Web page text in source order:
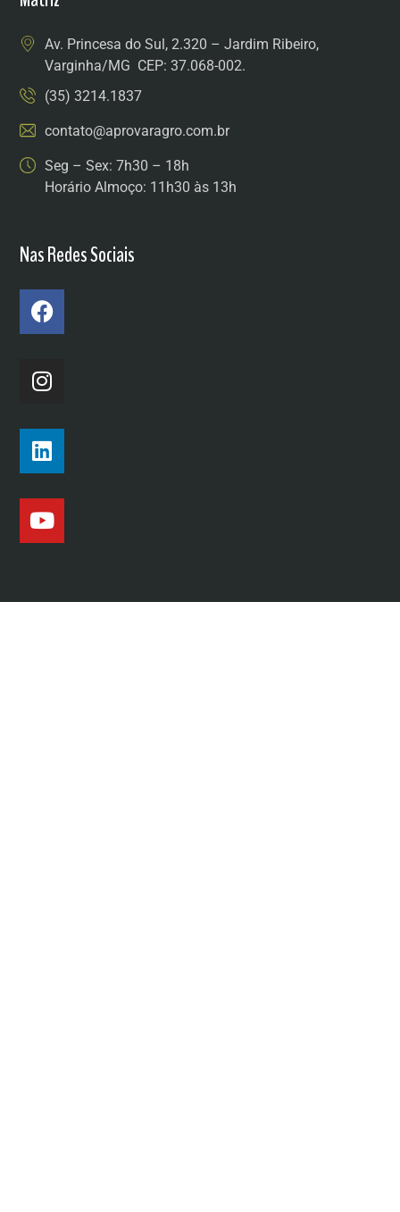
Av. Princesa do Sul, 2.320 – Jardim Ribeiro,
Varginha/MG CEP: 37.068-002.
(35) 3214.1837
contato@aprovaragro.com.br
Seg – Sex: 7h30 – 18h
Horário Almoço: 11h30 às 13h
Nas Redes Sociais